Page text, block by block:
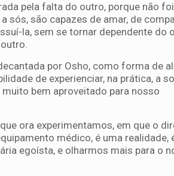
pela falta do outro, porque não
sós, são capazes de amar, de
la, sem se tornar dependente do
por Osho, como forma de
de experienciar, na prática, a
bem aproveitado para nosso
ora experimentamos, em que o
médico, é uma realidade,
egoísta, e olharmos mais para o